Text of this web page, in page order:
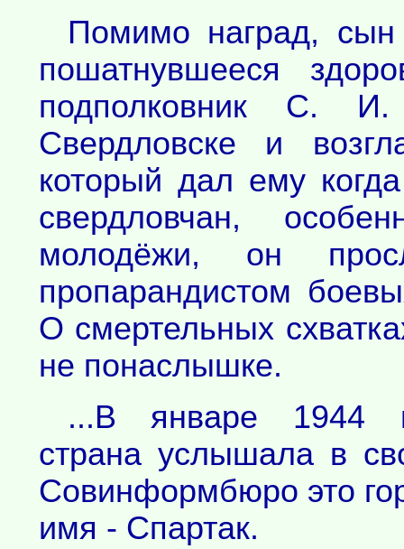
Помимо наград,
пошатнувшееся
подполковник С.
Свердловске и
который дал ему
свердловчан,
молодёжи, он
пропарандистом
О смертельных
не понаслышке.
...В январе 1944
страна услышала в
Совинформбюро это
имя - Спартак.